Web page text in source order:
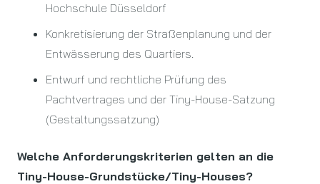
Hochschule Düsseldorf
Konkretisierung der Straßenplanung und der
Entwässerung des Quartiers.
Entwurf und rechtliche Prüfung des
Pachtvertrages und der Tiny-House-Satzung
(Gestaltungssatzung)
Welche Anforderungskriterien gelten an die
Tiny-House-Grundstücke/Tiny-Houses?